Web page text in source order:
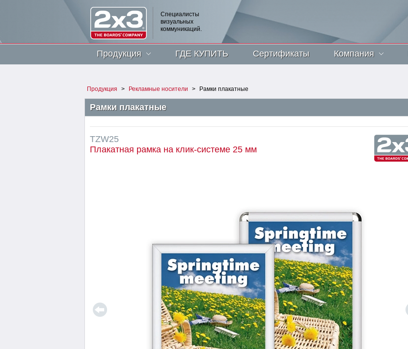
Специалисты
визуальных
коммуникаций.
Продукция ГДЕ КУПИТЬ Сертификаты Компания
Продукция > Рекламные носители > Рамки плакатные
Рамки плакатные
TZW25
Плакатная рамка на клик-системе 25 мм